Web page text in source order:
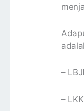
–
–